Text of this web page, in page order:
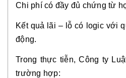
Chi phí có đầy đủ chứng từ
Kết quả lãi – lỗ có logic với
động.
Trong thực tiễn, Công ty
trường hợp: